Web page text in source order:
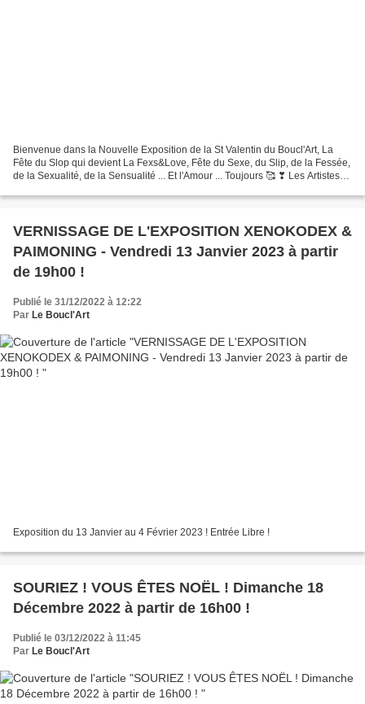
Bienvenue dans la Nouvelle Exposition de la St Valentin du Boucl'Art, La
Fête du Slop qui devient La Fexs&Love, Fête du Sexe, du Slip, de la Fessée,
de la Sexualité, de la Sensualité ... Et l'Amour ... Toujours 🥰 ❣ Les Artistes
VERNISSAGE DE L'EXPOSITION XENOKODEX &
PAIMONING - Vendredi 13 Janvier 2023 à partir
de 19h00 !
Publié le 31/12/2022 à 12:22
Par Le Boucl'Art
Exposition du 13 Janvier au 4 Février 2023 ! Entrée Libre !
SOURIEZ ! VOUS ÊTES NOËL ! Dimanche 18
Décembre 2022 à partir de 16h00 !
Publié le 03/12/2022 à 11:45
Par Le Boucl'Art